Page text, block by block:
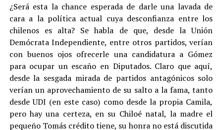
¿Será esta la chance esperada de darle una lavada de
cara a la política actual cuya desconfianza entre los
chilenos es alta? Se habla de que, desde la Unión
Demócrata Independiente, entre otros partidos, verían
con buenos ojos ofrecerle una candidatura a Gómez
para ocupar un escaño en Diputados. Claro que aquí,
desde la sesgada mirada de partidos antagónicos solo
verían un aprovechamiento de su salto a la fama, tanto
desde UDI (en este caso) como desde la propia Camila,
pero hay una certeza, en su Chiloé natal, la madre el
pequeño Tomás crédito tiene, su honra no está discutida